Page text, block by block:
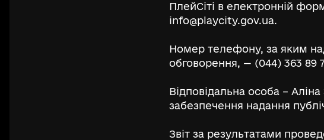
ПлейСіті в електронній
info@playcity.gov.ua.
Номер телефону, за яким
обговорення, — (044) 363 89
Відповідальна особа –
забезпечення надання
Звіт за результатами